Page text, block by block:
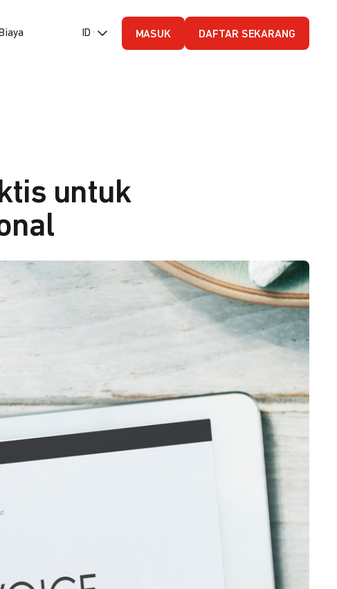
Biaya ID (Bahasa Indonesia)
MASUK DAFTAR SEKARANG
untuk